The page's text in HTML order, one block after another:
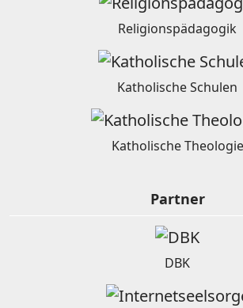
Religionspädagogik
Katholische Schulen
Katholische Theologie
Partner
DBK